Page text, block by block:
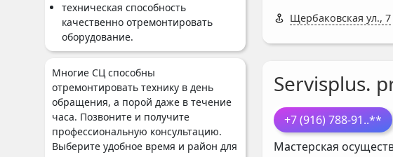
техническая способность
качественно отремонтировать
оборудование.
Многие СЦ способны
отремонтировать технику в день
обращения, а порой даже в течение
часа. Позвоните и получите
профессиональную консультацию.
Выберите удобное время и район для
Щербаковская ул., 7
Servisplus.
+7 (916) 788-91..**
Мастерская